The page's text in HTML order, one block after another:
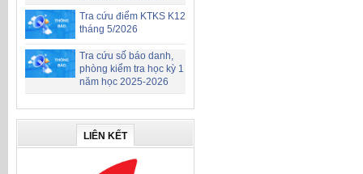
Tra cứu điểm KTKS K12
tháng 5/2026
Tra cứu số báo danh,
phòng kiểm tra học kỳ 1
năm học 2025-2026
LIÊN KẾT